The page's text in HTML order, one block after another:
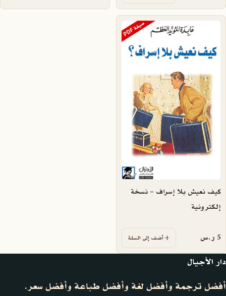
كيف نعيش بلا إسراف – نسخة
إلكترونية
5 ر.س أضف إلى السلة
دار الأجيال
أفضل ترجمة وأفضل لغة وأفضل طباعة وأفضل سعر.